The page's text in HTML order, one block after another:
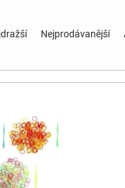
Nejprodávanější